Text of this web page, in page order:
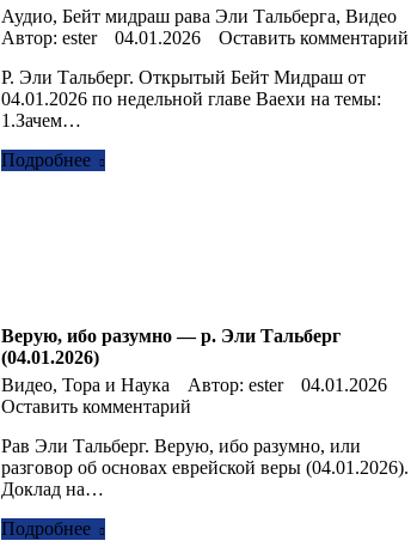
Аудио, Бейт мидраш рава Эли Тальберга, Видео
Автор: ester 04.01.2026
Оставить комментарий
Р. Эли Тальберг. Открытый Бейт Мидраш от
04.01.2026 по недельной главе Ваехи на темы:
1.Зачем…
Подробнее
Верую, ибо разумно — р. Эли Тальберг
(04.01.2026)
Видео, Тора и Наука Автор: ester
04.01.2026
Оставить комментарий
Рав Эли Тальберг. Верую, ибо разумно, или
разговор об основах еврейской веры (04.01.2026).
Доклад на…
Подробнее